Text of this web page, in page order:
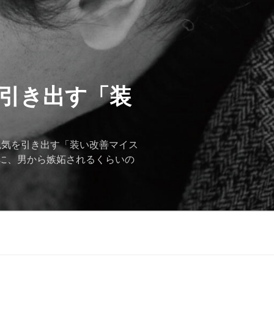
き出す「装
を引き出す「装い改善マイス
、男から嫉妬されるくらいの